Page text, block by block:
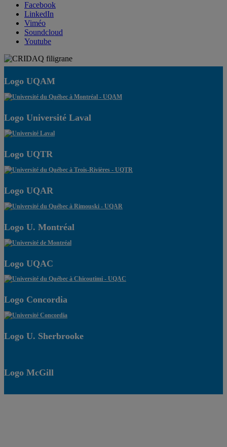
Facebook
LinkedIn
Viméo
Soundcloud
Youtube
Logo UQAM
Logo Université Laval
Logo UQTR
Logo UQAR
Logo U. Montréal
Logo UQAC
Logo Concordia
Logo U. Sherbrooke
Logo McGill